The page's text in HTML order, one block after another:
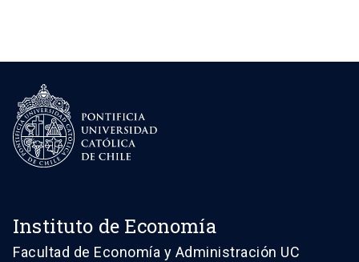
Instituto de Economía
Facultad de Economía y Administración UC